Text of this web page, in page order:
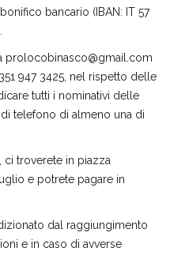
bancario (IBAN: IT 57
prolocobinasco@gmail.com
947 3425, nel rispetto delle
tutti i nominativi delle
telefono di almeno una di
ci troverete in piazza
e potrete pagare in
dal raggiungimento
e in caso di avverse